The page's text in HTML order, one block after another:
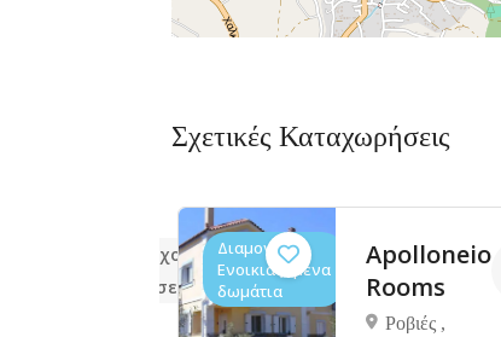
Σχετικές Καταχωρήσεις
Δεν υπάρχουν ακόμα
αξιολογήσεις
Διαμονή,
Ενοικιαζόμενα
δωμάτια
Apolloneiο
Rooms
Ροβιές ,